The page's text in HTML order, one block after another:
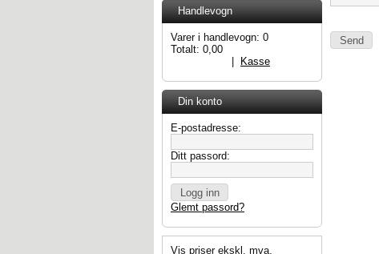
Handlevogn
Varer i handlevogn: 0
Totalt: 0,00
Kasse
Din konto
E-postadresse:
Ditt passord:
Glemt passord?
Vis priser ekskl. mva.